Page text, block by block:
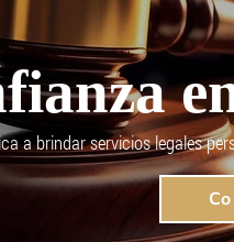
a brindar servicios legales